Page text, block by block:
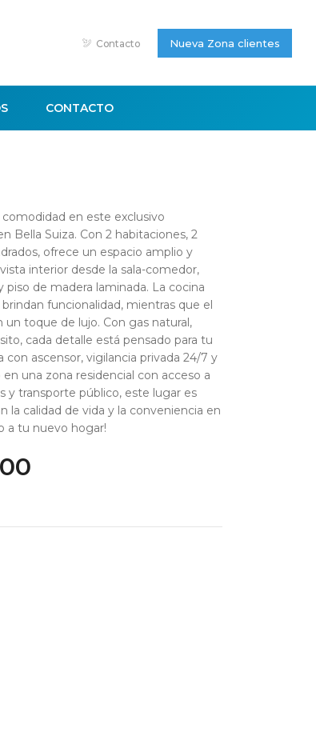
Contacto Nueva Zona clientes
CONTACTO
en este exclusivo
Bella Suiza. Con 2 habitaciones, 2
ofrece un espacio amplio y
interior desde la sala-comedor,
piso de madera laminada. La cocina
funcionalidad, mientras que el
un toque de lujo. Con gas natural,
cada detalle está pensado para tu
ascensor, vigilancia privada 24/7 y
una zona residencial con acceso a
y transporte público, este lugar es
la calidad de vida y la conveniencia en
a tu nuevo hogar!